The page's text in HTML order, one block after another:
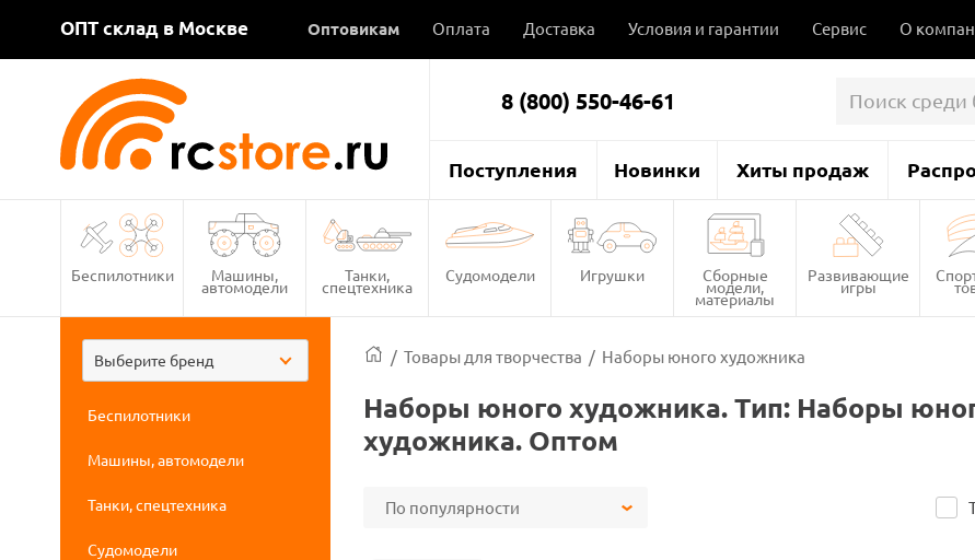
ОПТ склад в Москве Оптовикам Оплата Доставка Условия и гарантии Сервис О
8 (800) 550-46-61
Поступления Новинки Хиты продаж
Беспилотники Машины,
автомодели
Танки,
спецтехника
Судомодели Игрушки Сборные
модели,
материалы
Развивающие
игры
Выберите бренд
Беспилотники
Машины, автомодели
Танки, спецтехника
Судомодели
/ Товары для творчества / Наборы юного художника
Наборы юного художника. Тип: Наборы
художника. Оптом
По популярности